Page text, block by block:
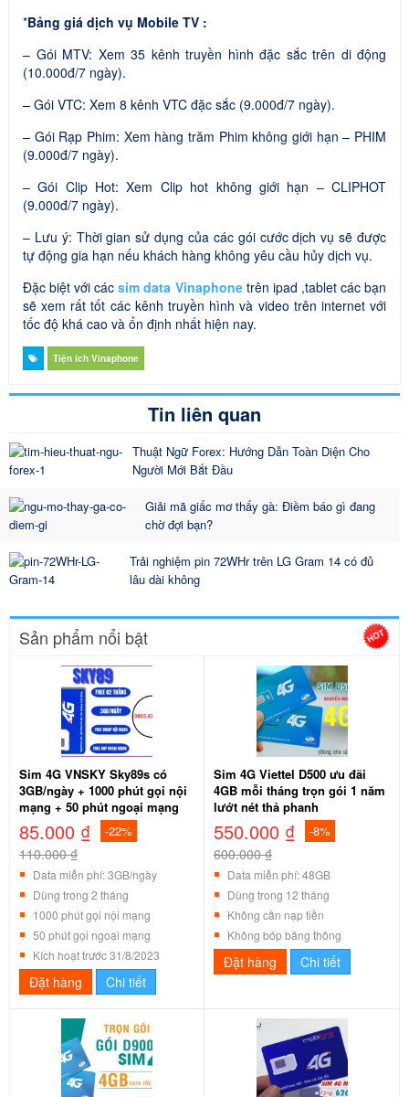
*Bảng giá dịch vụ Mobile TV :
– Gói MTV: Xem 35 kênh truyền hình đặc sắc trên di động
(10.000đ/7 ngày).
– Gói VTC: Xem 8 kênh VTC đặc sắc (9.000đ/7 ngày).
– Gói Rạp Phim: Xem hàng trăm Phim không giới hạn – PHIM
(9.000đ/7 ngày).
– Gói Clip Hot: Xem Clip hot không giới hạn – CLIPHOT
(9.000đ/7 ngày).
– Lưu ý: Thời gian sử dụng của các gói cước dịch vụ sẽ được
tự động gia hạn nếu khách hàng không yêu cầu hủy dịch vụ.
Đặc biệt với cácsim data Vinaphonetrên ipad ,tablet các bạn
sẽ xem rất tốt các kênh truyền hình và video trên internet với
tốc độ khá cao và ổn định nhất hiện nay.
Tiện ích Vinaphone
Tin liên quan
Thuật Ngữ Forex: Hướng Dẫn Toàn Diện Cho
Người Mới Bắt Đầu
Giải mã giấc mơ thấy gà: Điềm báo gì đang
chờ đợi bạn?
Trải nghiệm pin 72WHr trên LG Gram 14 có đủ
lâu dài không
Sản phẩm nổi bật
Sim 4G VNSKY Sky89s có
3GB/ngày + 1000 phút gọi nội
mạng + 50 phút ngoại mạng
85.000 ₫ -22%
110.000 ₫
Data miễn phí: 3GB/ngày
Dùng trong 2 tháng
1000 phút gọi nội mạng
50 phút gọi ngoại mạng
Kích hoạt trước 31/8/2023
Đặt hàng Chi tiết
Sim 4G Viettel D500 ưu đãi
4GB mỗi tháng trọn gói 1 năm
lướt nét thả phanh
550.000 ₫ -8%
600.000 ₫
Data miễn phí: 48GB
Dùng trong 12 tháng
Không cần nạp tiền
Không bóp băng thông
Đặt hàng Chi tiết